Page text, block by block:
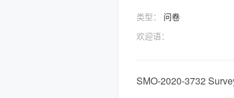
类型：
问卷
欢迎语：
SMO-2020-3732